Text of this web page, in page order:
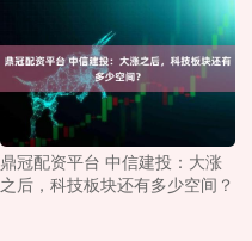
鼎冠配资平台 中信建投：大涨
之后，科技板块还有多少空间？